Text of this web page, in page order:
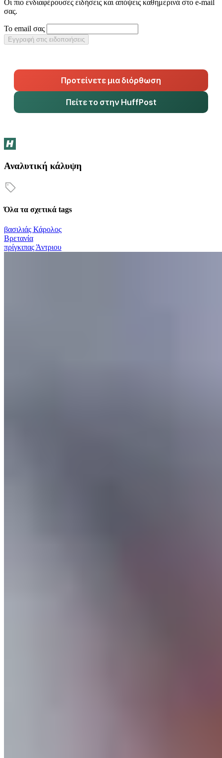
Οι πιο ενδιαφέρουσες ειδήσεις και απόψεις καθημερινά στο e-mail
σας.
Το email σας
Εγγραφή στις ειδοποιήσεις
Προτείνετε μια διόρθωση
Πείτε το στην HuffPost
Αναλυτική κάλυψη
Όλα τα σχετικά tags
βασιλιάς Κάρολος
Βρετανία
πρίγκιπας Άντριου